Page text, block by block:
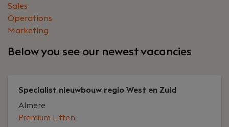
Sales
Operations
Marketing
Below you see our newest vacancies
Specialist nieuwbouw regio West en Zuid
Premium Liften
Almere